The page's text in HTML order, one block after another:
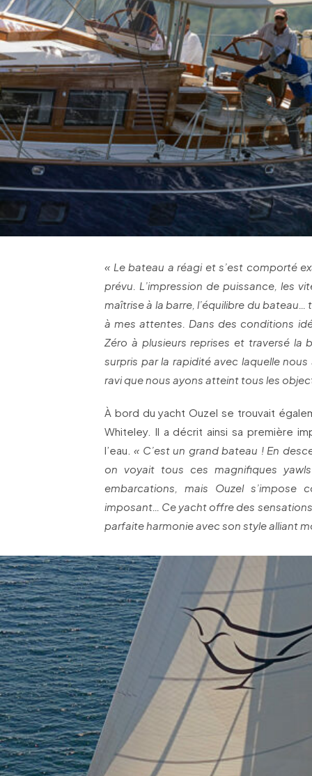
« Le bateau a réagi et s’est comporté
prévu. L’impression de puissance, les
maîtrise à la barre, l’équilibre du
à mes attentes. Dans des conditions
Zéro à plusieurs reprises et traversé la
surpris par la rapidité avec laquelle nous
ravi que nous ayons atteint tous les
À bord du yacht Ouzel se trouvait
Whiteley. Il a décrit ainsi sa première
l’eau.« C’est un grand bateau ! En
on voyait tous ces magnifiques
embarcations, mais Ouzel s’impose
imposant… Ce yacht offre des
parfaite harmonie avec son style alliant